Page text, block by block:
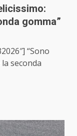
gomma”
“Sono
seconda